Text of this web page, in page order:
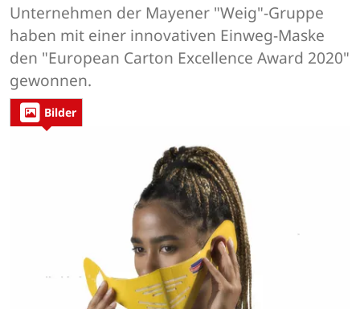
Unternehmen der Mayener "Weig"-Gruppe
haben mit einer innovativen Einweg-Maske
den "European Carton Excellence Award 2020"
gewonnen.
Bilder